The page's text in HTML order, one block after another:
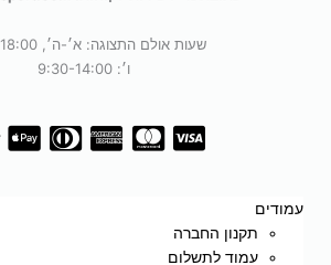
שעות אולם התצוגה: א׳-ה׳, 9:00-18:00
ו׳: 9:30-14:00
עמודים
תקנון החברה
עמוד לתשלום